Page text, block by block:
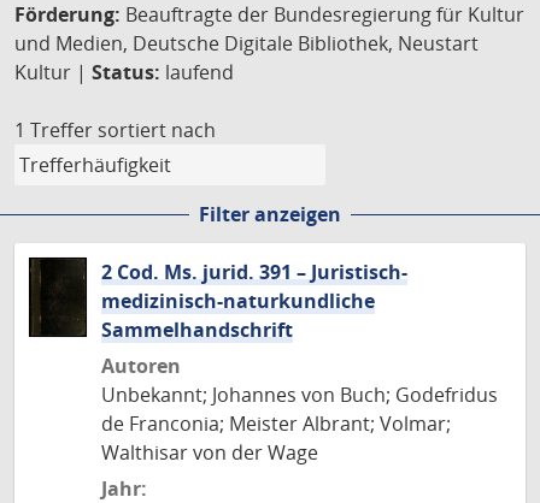
Förderung: Beauftragte der Bundesregierung für Kultur
und Medien, Deutsche Digitale Bibliothek, Neustart
Kultur | Status: laufend
1 Treffer sortiert nach
Filter anzeigen
2 Cod. Ms. jurid. 391 – Juristisch-
medizinisch-naturkundliche
Sammelhandschrift
Autoren
Unbekannt; Johannes von Buch; Godefridus
de Franconia; Meister Albrant; Volmar;
Walthisar von der Wage
Jahr: